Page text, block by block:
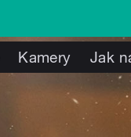
Kamery Jak